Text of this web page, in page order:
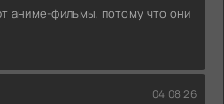
аниме-фильмы, потому что они
04.08.26